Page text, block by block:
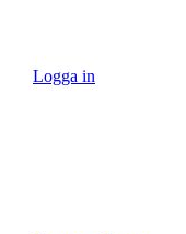
Logga in